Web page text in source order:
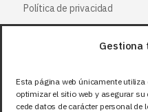
Gestiona
Esta página web únicamente
optimizar el sitio web y asegurar
cede datos de carácter personal
Política de privacidad
Política de cookies
Síguenos
Facebook